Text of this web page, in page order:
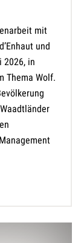
mit
und
2026, in
Thema Wolf.